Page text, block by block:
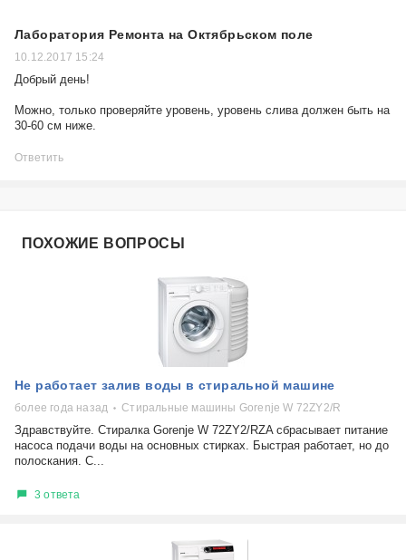
Лаборатория Ремонта на Октябрьском поле
10.12.2017 15:24
Добрый день!
Можно, только проверяйте уровень, уровень слива должен быть на
30-60 см ниже.
Ответить
ПОХОЖИЕ ВОПРОСЫ
Не работает залив воды в стиральной машине
более года назад Стиральные машины Gorenje W 72ZY2/R
Здравствуйте. Стиралка Gorenje W 72ZY2/RZA сбрасывает питание
насоса подачи воды на основных стирках. Быстрая работает, но до
полоскания. С...
3 ответа